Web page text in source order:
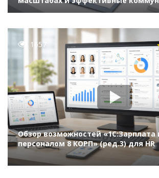
поставщиками, оптимизация
форум 1С:ERP 13 октября 2023 г.,
«1С»)1657
Обзор возможностей «1С:Зарплата
персоналом 8 КОРП» (ред.3) для HR